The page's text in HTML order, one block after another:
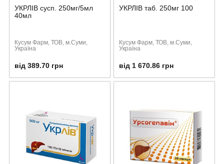
УКРЛІВ сусп. 250мг/5мл
40мл
Кусум Фарм, ТОВ, м.Суми,
Україна
від 389.70 грн
УКРЛІВ таб. 250мг 100
Кусум Фарм, ТОВ, м.Суми,
Україна
від 1 670.86 грн